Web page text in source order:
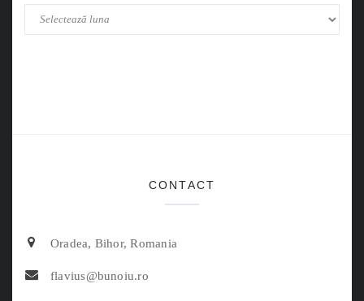
CONTACT
Oradea, Bihor, Romania
flavius@bunoiu.ro